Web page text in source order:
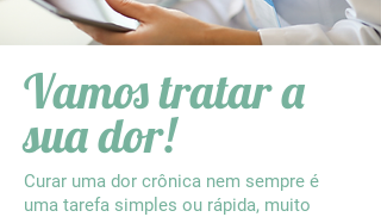
Vamos tratar a
sua dor!
Curar uma dor crônica nem sempre é
uma tarefa simples ou rápida, muito